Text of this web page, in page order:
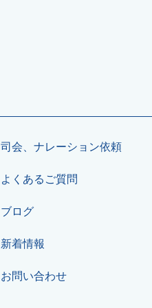
司会、ナレーション依頼
よくあるご質問
ブログ
新着情報
お問い合わせ